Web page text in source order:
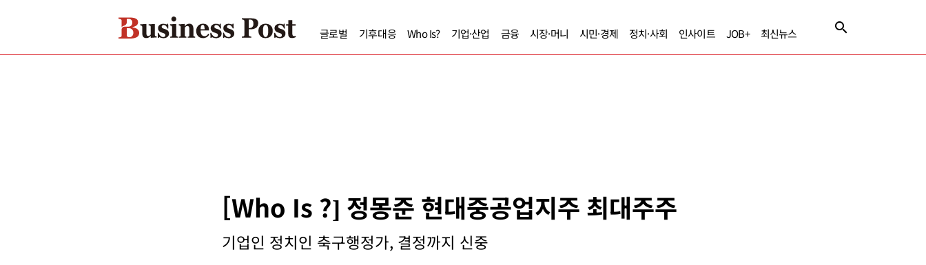
글로벌 기후대응 Who Is? 기업·산업 금융 시장·머니 시민·경제 정치·사회 인사이트 JOB+ 최신뉴스
[Who Is ?] 정몽준 현대중공업지주 최대주주
기업인 정치인 축구행정가, 결정까지 신중